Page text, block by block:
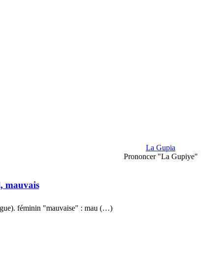
mauvais
féminin "mauvaise" : mau (…)
La Gupia
Prononcer "La Gupiye"